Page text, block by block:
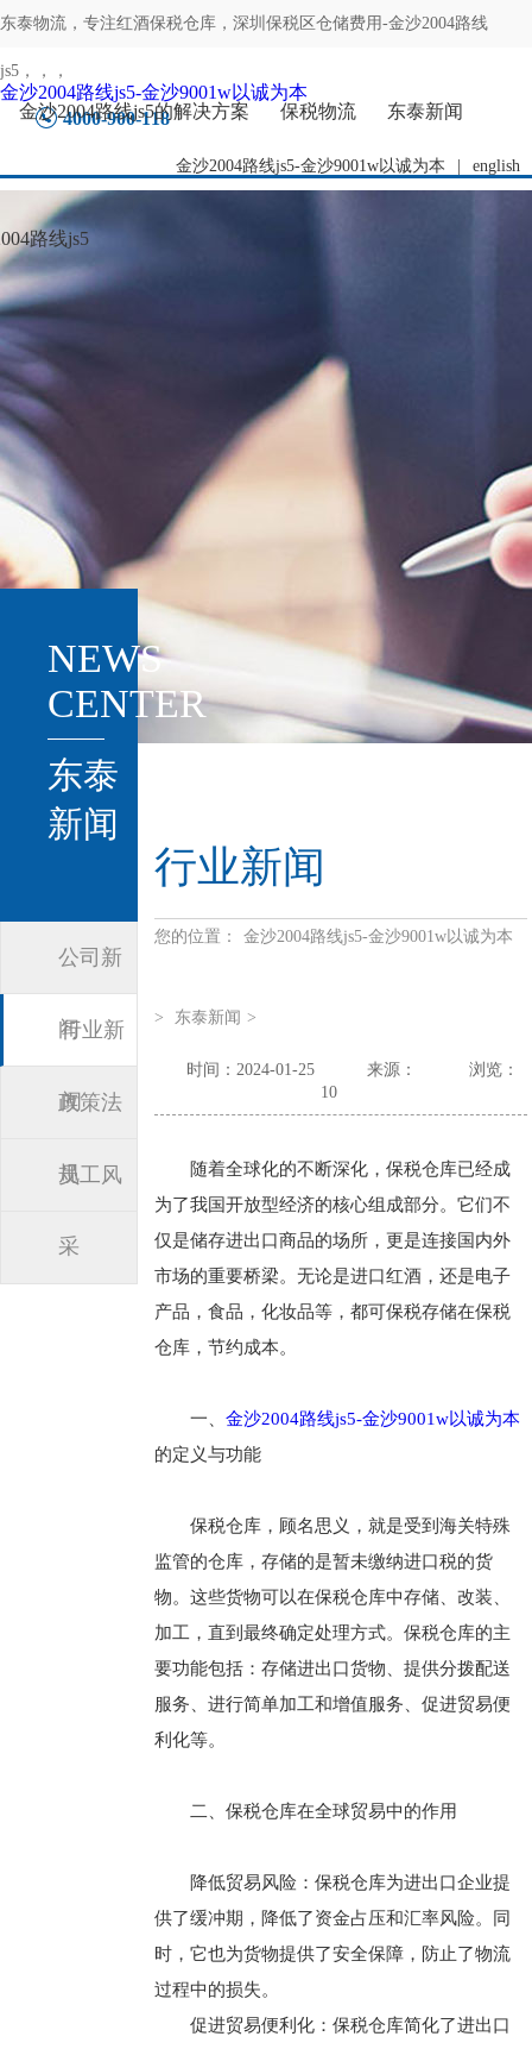
东泰物流，专注红酒保税仓库，深圳保税区仓储费用-金沙2004路线
js5 ，，，
4000-900-118
金沙2004路线js5-金沙9001w以诚为本 english
金沙2004路线js5-金沙9001w以诚为本
金沙2004路线js5的解决方案
保税物流 东泰新闻
路线js5
NEWS
CENTER
东泰
新闻
公司新
闻
行业新
闻
政策法
规
员工风
采
行业新闻
您的位置： 金沙2004路线js5-金沙9001w以诚为本
> 东泰新闻 >
时间：2024-01-25 来源：
浏览：
10
随着全球化的不断深化，保税仓库已经成
为了我国开放型经济的核心组成部分。它们不
仅是储存进出口商品的场所，更是连接国内外
市场的重要桥梁。无论是进口红酒，还是电子
产品，食品，化妆品等，都可保税存储在保税
仓库，节约成本。
一、 金沙2004路线js5-金沙9001w以诚为本
的定义与功能
保税仓库，顾名思义，就是受到海关特殊
监管的仓库，存储的是暂未缴纳进口税的货
物。这些货物可以在保税仓库中存储、改装、
加工，直到最终确定处理方式。保税仓库的主
要功能包括：存储进出口货物、提供分拨配送
服务、进行简单加工和增值服务、促进贸易便
利化等。
二、保税仓库在全球贸易中的作用
降低贸易风险：保税仓库为进出口企业提
供了缓冲期，降低了资金占压和汇率风险。同
时，它也为货物提供了安全保障，防止了物流
过程中的损失。
促进贸易便利化：保税仓库简化了进出口